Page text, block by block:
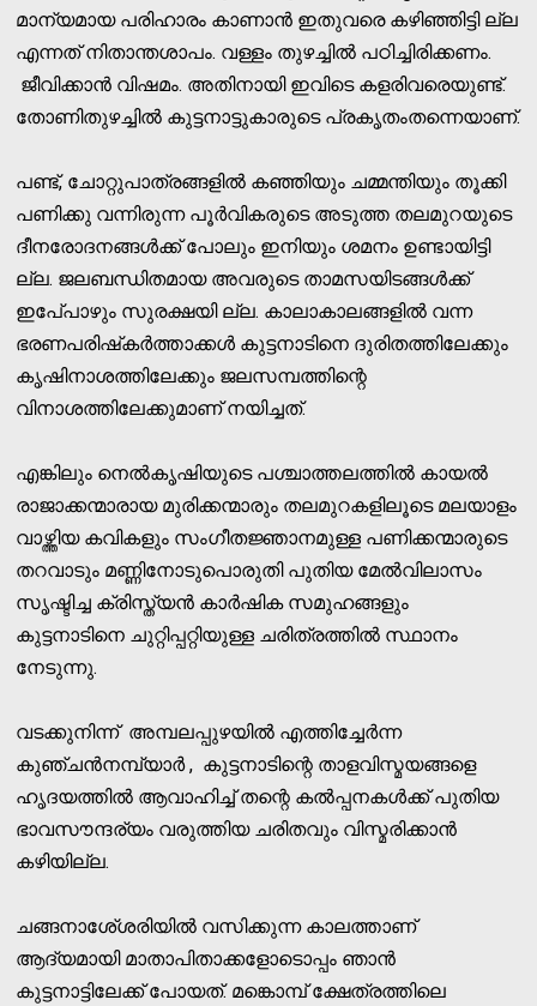
മാന്യമായ പരിഹാരം കാണാന്‍ ഇതുവരെ കഴിഞ്ഞിട്ടി ല്ല
എന്നത് നിതാന്തശാപം. വള്ളം തുഴച്ചില്‍ പഠിച്ചിരിക്കണം.
ജീവിക്കാന്‍ വിഷമം. അതിനായി ഇവിടെ കളരിവരെയുണ്ട്.
തോണിതുഴച്ചില്‍ കുട്ടനാട്ടുകാരുടെ പ്രകൃതംതന്നെയാണ്.
പണ്ട്, ചോറ്റുപാത്രങ്ങളില്‍ കഞ്ഞിയും ചമ്മന്തിയും തൂക്കി
പണിക്കു വന്നിരുന്ന പൂര്‍വികരുടെ അടുത്ത തലമുറയുടെ
ദീനരോദനങ്ങള്‍ക്ക് പോലും ഇനിയും ശമനം ഉണ്ടായിട്ടി
ല്ല. ജലബന്ധിതമായ അവരുടെ താമസയിടങ്ങള്‍ക്ക്
ഇപേ്പാഴും സുരക്ഷയി ല്ല. കാലാകാലങ്ങളില്‍ വന്ന
ഭരണപരിഷ്‌കര്‍ത്താക്കള്‍ കുട്ടനാടിനെ ദുരിതത്തിലേക്കും
കൃഷിനാശത്തിലേക്കും ജലസമ്പത്തിന്റെ
വിനാശത്തിലേക്കുമാണ് നയിച്ചത്.
എങ്കിലും നെല്‍കൃഷിയുടെ പശ്ചാത്തലത്തില്‍ കായല്‍
രാജാക്കന്മാരായ മുരിക്കന്മാരും തലമുറകളിലൂടെ മലയാളം
വാഴ്ത്തിയ കവികളും സംഗീതജ്ഞാനമുള്ള പണിക്കന്മാരുടെ
തറവാടും മണ്ണിനോടുപൊരുതി പുതിയ മേല്‍വിലാസം
സൃഷ്ടിച്ച ക്രിസ്ത്യന്‍ കാര്‍ഷിക സമുഹങ്ങളും
കുട്ടനാടിനെ ചുറ്റിപ്പറ്റിയുള്ള ചരിത്രത്തില്‍ സ്ഥാനം
നേടുന്നു.
വടക്കുനിന്ന് അമ്പലപ്പുഴയില്‍ എത്തിച്ചേര്‍ന്ന
കുഞ്ചന്‍നമ്പ്യാര്‍ , കുട്ടനാടിന്റെ താളവിസ്മയങ്ങളെ
ഹൃദയത്തില്‍ ആവാഹിച്ച് തന്റെ കല്‍പ്പനകള്‍ക്ക് പുതിയ
ഭാവസൗന്ദര്യം വരുത്തിയ ചരിതവും വിസ്മരിക്കാന്‍
കഴിയില്ല.
ചങ്ങനാശേ്ശരിയില്‍ വസിക്കുന്ന കാലത്താണ്
ആദ്യമായി മാതാപിതാക്കളോടൊപ്പം ഞാന്‍
കുട്ടനാട്ടിലേക്ക് പോയത്. മങ്കൊമ്പ് ക്ഷേത്രത്തിലെ